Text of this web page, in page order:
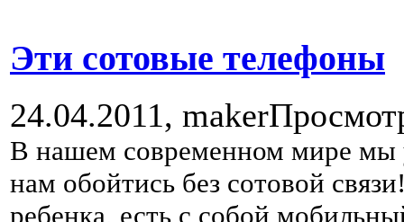
Эти сотовые телефоны
24.04.2011, maker
В нашем современном мире мы
нам обойтись без сотовой
ребенка, есть с собой